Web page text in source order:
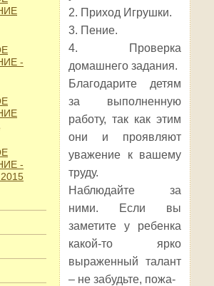
-
-
2. Приход Игрушки.
3. Пение.
4. Проверка
домашнего задания.
Благодарите детям
за выполненную
работу, так как этим
они и проявляют
уважение к вашему
труду.
Наблюдайте за
ними. Если вы
заметите у ребенка
какой-то ярко
выраженный талант
– не забудьте, пожа-